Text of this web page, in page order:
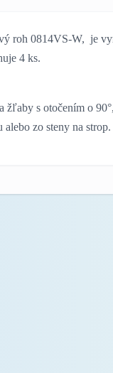
roh 0814VS-W, je
4 ks.
žľaby s otočením o
alebo zo steny na